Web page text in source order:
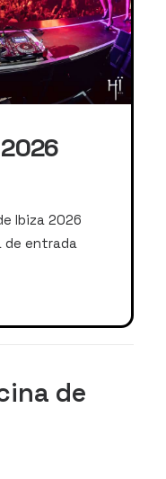
2026
Ibiza 2026
de entrada
de